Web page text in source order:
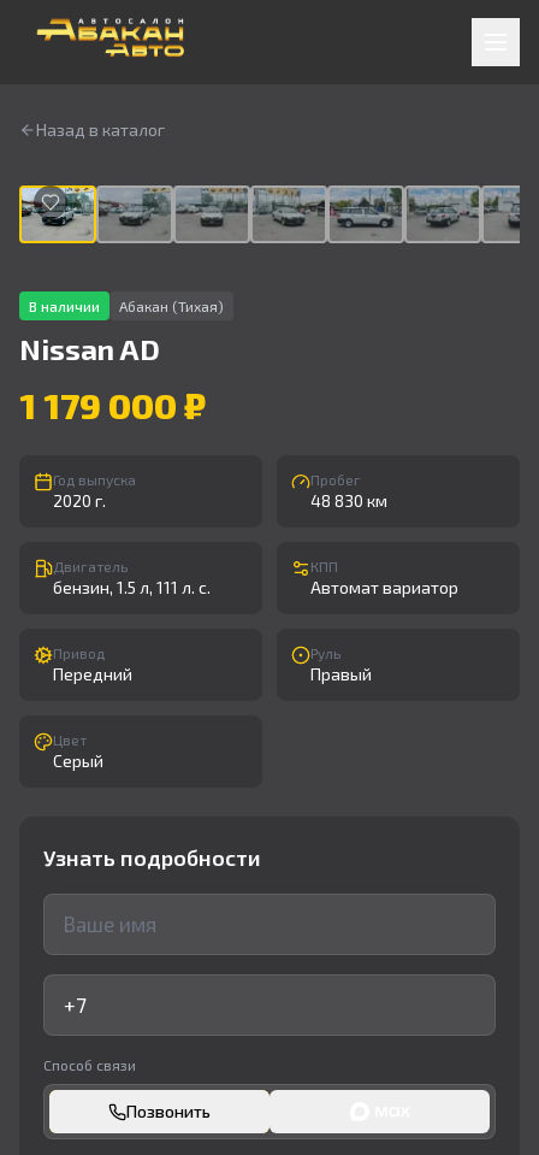
Назад в каталог
В наличии Абакан (Тихая)
Nissan AD
1 179 000 ₽
Год выпуска
2020 г.
Пробег
48 830 км
Двигатель
бензин, 1.5 л, 111 л. с.
КПП
Автомат вариатор
Привод
Передний
Руль
Правый
Цвет
Серый
Узнать подробности
Способ связи
Позвонить